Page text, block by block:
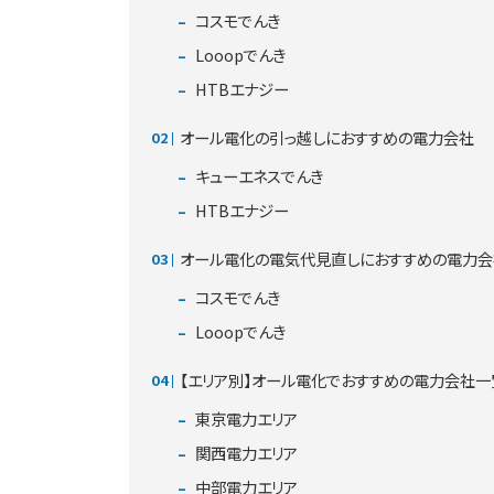
コスモでんき
Looopでんき
HTBエナジー
オール電化の引っ越しにおすすめの電力会社
キューエネスでんき
HTBエナジー
オール電化の電気代見直しにおすすめの電力
コスモでんき
Looopでんき
【エリア別】オール電化でおすすめの電力会社
東京電力エリア
関西電力エリア
中部電力エリア